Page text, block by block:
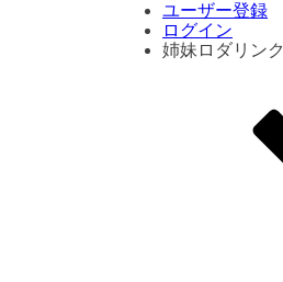
ユーザー登録
ログイン
姉妹ロダリンク